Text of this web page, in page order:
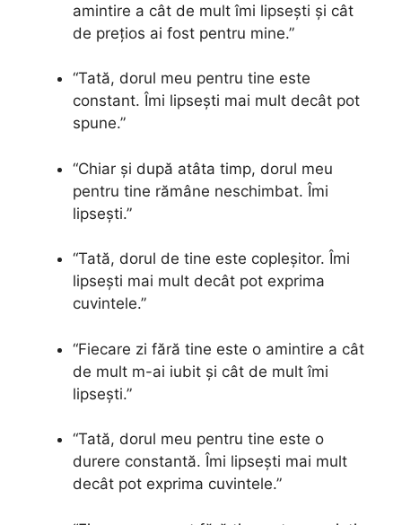
amintire a cât de mult îmi lipsești și cât
de prețios ai fost pentru mine.”
“Tată, dorul meu pentru tine este
constant. Îmi lipsești mai mult decât pot
spune.”
“Chiar și după atâta timp, dorul meu
pentru tine rămâne neschimbat. Îmi
lipsești.”
“Tată, dorul de tine este copleșitor. Îmi
lipsești mai mult decât pot exprima
cuvintele.”
“Fiecare zi fără tine este o amintire a cât
de mult m-ai iubit și cât de mult îmi
lipsești.”
“Tată, dorul meu pentru tine este o
durere constantă. Îmi lipsești mai mult
decât pot exprima cuvintele.”